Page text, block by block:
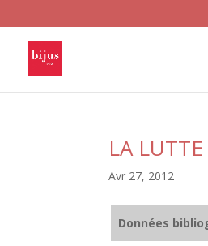
LA
Avr 27, 2012
Données